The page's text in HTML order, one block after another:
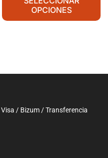
OPCIONES
/ Bizum / Transferencia